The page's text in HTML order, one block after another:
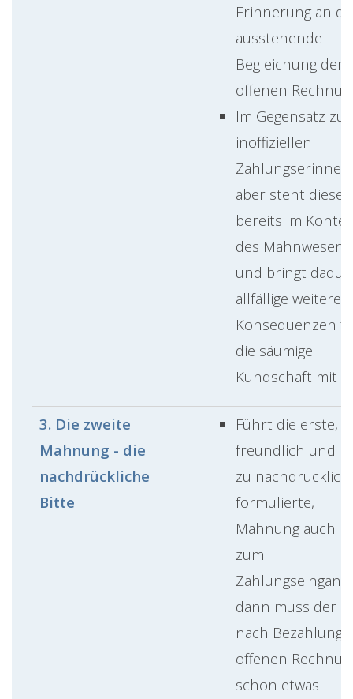
Erinnerung an
ausstehende
Begleichung der
offenen
Im Gegensatz zur
inoffiziellen
aber steht diese
bereits im
des Mahnwesens
und bringt
allfällige weitere
Konsequenzen
die säumige
Kundschaft mit
3. Die zweite
Mahnung - die
nachdrückliche
Bitte
Führt die erste,
freundlich und
zu nachdrücklich
formulierte,
Mahnung auch
zum
Zahlungseingang,
dann muss der
nach Bezahlung
offenen
schon etwas